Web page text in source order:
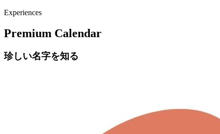
Experiences
Premium Calendar
珍しい名字を知る